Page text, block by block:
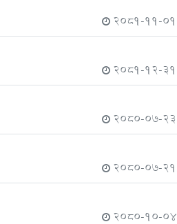
2081-11-01
2081-12-31
2080-07-23
2080-07-21
2080-10-04